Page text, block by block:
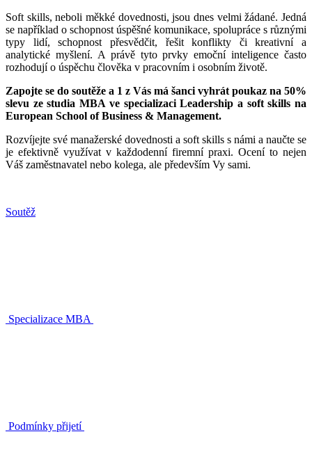
Soft skills, neboli měkké dovednosti, jsou dnes velmi žádané. Jedná
se například o schopnost úspěšné komunikace, spolupráce s různými
typy lidí, schopnost přesvědčit, řešit konflikty či kreativní a
analytické myšlení. A právě tyto prvky emoční inteligence často
rozhodují o úspěchu člověka v pracovním i osobním životě.
Zapojte se do soutěže a 1 z Vás má šanci vyhrát poukaz na 50%
slevu ze studia MBA ve specializaci Leadership a soft skills na
European School of Business & Management.
Rozvíjejte své manažerské dovednosti a soft skills s námi a naučte se
je efektivně využívat v každodenní firemní praxi. Ocení to nejen
Váš zaměstnavatel nebo kolega, ale především Vy sami.
Soutěž
Specializace MBA
Podmínky přijetí